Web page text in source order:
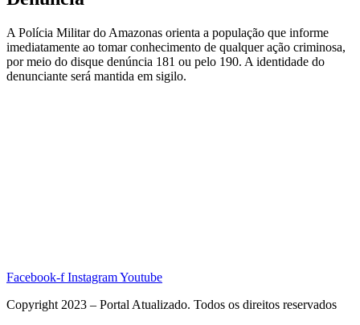
A Polícia Militar do Amazonas orienta a população que informe
imediatamente ao tomar conhecimento de qualquer ação criminosa,
por meio do disque denúncia 181 ou pelo 190. A identidade do
denunciante será mantida em sigilo.
Facebook-f InstagramYoutube
Copyright 2023 – Portal Atualizado. Todos os direitos reservados